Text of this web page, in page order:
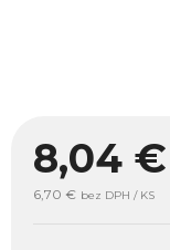
8,04 €
6,70 € bez DPH / KS